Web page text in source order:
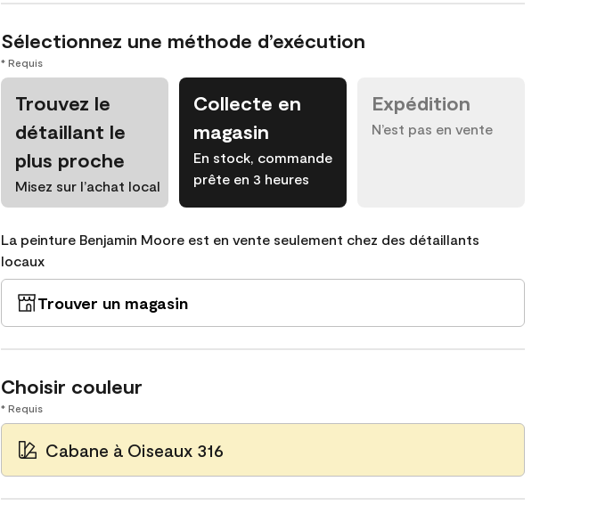
Sélectionnez une méthode d’exécution
* Requis
Trouvez le
détaillant le
plus proche
Misez sur l’achat local
Collecte en
magasin
En stock, commande
prête en 3 heures
Expédition
N’est pas en vente
La peinture Benjamin Moore est en vente seulement chez des détaillants
locaux
Trouver un magasin
Choisir couleur
* Requis
Cabane à Oiseaux 316